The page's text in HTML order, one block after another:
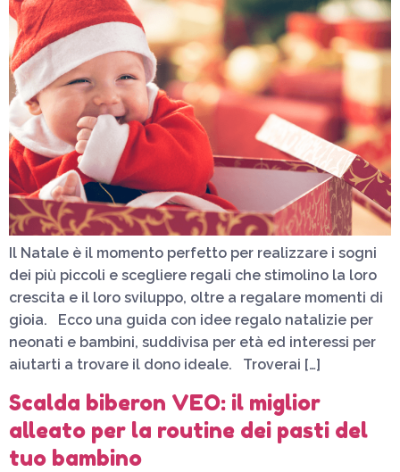
Il Natale è il momento perfetto per realizzare i sogni
dei più piccoli e scegliere regali che stimolino la loro
crescita e il loro sviluppo, oltre a regalare momenti di
gioia. Ecco una guida con idee regalo natalizie per
neonati e bambini, suddivisa per età ed interessi per
aiutarti a trovare il dono ideale. Troverai […]
Scalda biberon VEO: il miglior
alleato per la routine dei pasti del
tuo bambino